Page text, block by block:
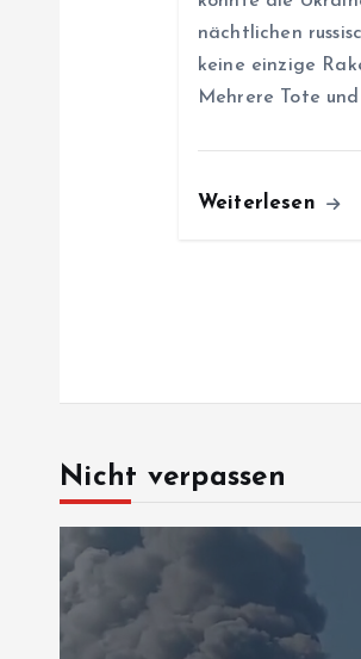
nächtlichen
keine einzige
Mehrere Tote
Weiterlesen
Nicht verpassen